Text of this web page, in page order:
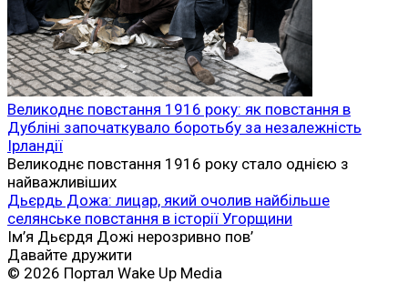
Великоднє повстання 1916 року: як повстання в
Дубліні започаткувало боротьбу за незалежність
Ірландії
Великоднє повстання 1916 року стало однією з
найважливіших
Дьєрдь Дожа: лицар, який очолив найбільше
селянське повстання в історії Угорщини
Ім’я Дьєрдя Дожі нерозривно пов’
Давайте дружити
© 2026 Портал Wake Up Media